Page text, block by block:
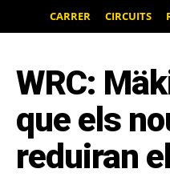
CARRER CIRCUITS
WRC:
que els
reduiran